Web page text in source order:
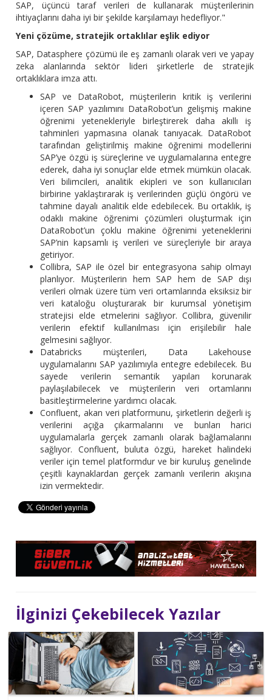
SAP, üçüncü taraf verileri de kullanarak müşterilerinin
ihtiyaçlarını daha iyi bir şekilde karşılamayı hedefliyor."
Yeni çözüme, stratejik ortaklılar eşlik ediyor
SAP, Datasphere çözümü ile eş zamanlı olarak veri ve yapay
zeka alanlarında sektör lideri şirketlerle de stratejik
ortaklıklara imza attı.
SAP ve DataRobot, müşterilerin kritik iş verilerini
içeren SAP yazılımını DataRobot’un gelişmiş makine
öğrenimi yetenekleriyle birleştirerek daha akıllı iş
tahminleri yapmasına olanak tanıyacak. DataRobot
tarafından geliştirilmiş makine öğrenimi modellerini
SAP’ye özgü iş süreçlerine ve uygulamalarına entegre
ederek, daha iyi sonuçlar elde etmek mümkün olacak.
Veri bilimcileri, analitik ekipleri ve son kullanıcıları
birbirine yaklaştırarak iş verilerinden güçlü öngörü ve
tahmine dayalı analitik elde edebilecek. Bu ortaklık, iş
odaklı makine öğrenimi çözümleri oluşturmak için
DataRobot’un çoklu makine öğrenimi yeteneklerini
SAP’nin kapsamlı iş verileri ve süreçleriyle bir araya
getiriyor.
Collibra, SAP ile özel bir entegrasyona sahip olmayı
planlıyor. Müşterilerin hem SAP hem de SAP dışı
verileri olmak üzere tüm veri ortamlarında eksiksiz bir
veri kataloğu oluşturarak bir kurumsal yönetişim
stratejisi elde etmelerini sağlıyor. Collibra, güvenilir
verilerin efektif kullanılması için erişilebilir hale
gelmesini sağlıyor.
Databricks müşterileri, Data Lakehouse
uygulamalarını SAP yazılımıyla entegre edebilecek. Bu
sayede verilerin semantik yapıları korunarak
paylaşılabilecek ve müşterilerin veri ortamlarını
basitleştirmelerine yardımcı olacak.
Confluent, akan veri platformunu, şirketlerin değerli iş
verilerini açığa çıkarmalarını ve bunları harici
uygulamalarla gerçek zamanlı olarak bağlamalarını
sağlıyor. Confluent, buluta özgü, hareket halindeki
veriler için temel platformdur ve bir kuruluş genelinde
çeşitli kaynaklardan gerçek zamanlı verilerin akışına
izin vermektedir.
İlginizi Çekebilecek Yazılar